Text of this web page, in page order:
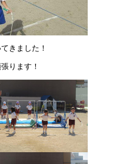
きました！
ります！